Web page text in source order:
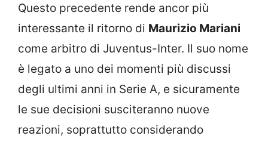
Questo precedente rende ancor più
interessante il ritorno di Maurizio Mariani
come arbitro di Juventus-Inter. Il suo nome
è legato a uno dei momenti più discussi
degli ultimi anni in Serie A, e sicuramente
le sue decisioni susciteranno nuove
reazioni, soprattutto considerando